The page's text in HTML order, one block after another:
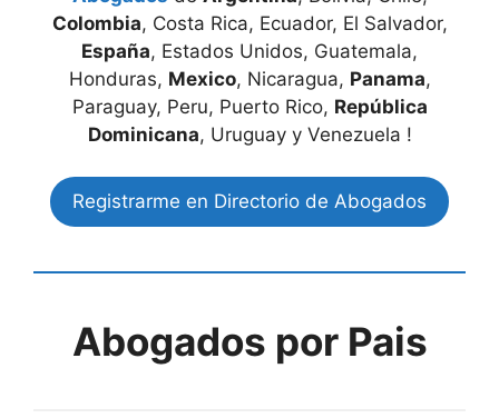
Colombia, Costa Rica, Ecuador, El Salvador,
España, Estados Unidos, Guatemala,
Honduras, Mexico, Nicaragua, Panama,
Paraguay, Peru, Puerto Rico, República
Dominicana, Uruguay y Venezuela !
Registrarme en Directorio de Abogados
Abogados por Pais